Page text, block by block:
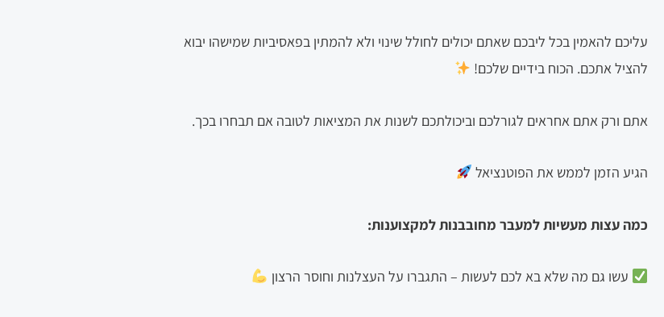
עליכם להאמין בכל ליבכם שאתם יכולים לחולל שינוי ולא להמתין בפאסיביות שמישהו יבוא
להציל אתכם. הכוח בידיים שלכם!
אתם ורק אתם אחראים לגורלכם וביכולתכם לשנות את המציאות לטובה אם תבחרו בכך.
הגיע הזמן לממש את הפוטנציאל
כמה עצות מעשיות למעבר מחובבנות למקצוענות:
עשו גם מה שלא בא לכם לעשות – התגברו על העצלנות וחוסר הרצון